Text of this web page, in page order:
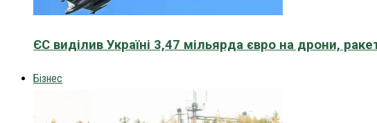
ЄС виділив Україні 3,47 мільярда євро на дрони,
Бізнес